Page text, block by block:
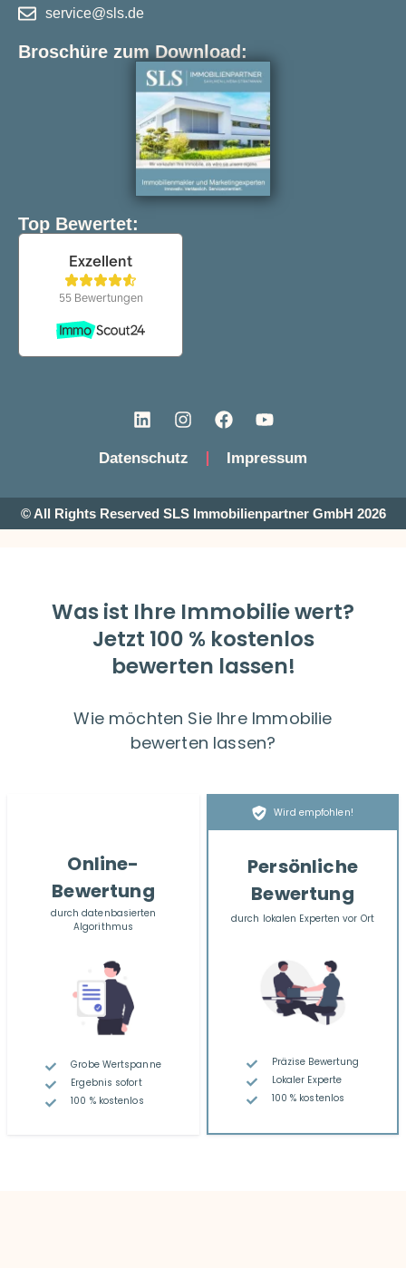
service@sls.de
Broschüre zum Download:
Top Bewertet:
Datenschutz Impressum
© All Rights Reserved SLS Immobilienpartner GmbH 2026